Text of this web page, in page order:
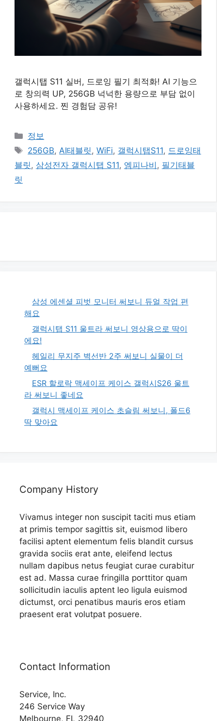
갤럭시탭 S11 실버, 드로잉 필기 최적화! AI 기능으
로 창의력 UP, 256GB 넉넉한 용량으로 부담 없이
사용하세요. 찐 경험담 공유!
카
테
리
정보
태
그
256GB, AI태블릿 ,WiFi, 갤럭시탭S11, 드로잉태
블릿 , 삼성전자 갤럭시탭 S11, 엠피나비 , 필기태블
릿
삼성 에센셜 피벗 모니터 써보니 듀얼 작업 편
해요
갤럭시탭 S11 울트라 써보니 영상용으로 딱이
에요!
헤일리 무지주 벽선반 2주 써보니 실물이 더
예뻐요
ESR 할로락 맥세이프 케이스 갤럭시S26 울트
라 써보니 좋네요
갤럭시 맥세이프 케이스 초슬림 써보니, 폴드6
딱 맞아요
Company History
Vivamus integer non suscipit taciti mus etiam
at primis tempor sagittis sit, euismod libero
facilisi aptent elementum felis blandit cursus
gravida sociis erat ante, eleifend lectus
nullam dapibus netus feugiat curae curabitur
est ad. Massa curae fringilla porttitor quam
sollicitudin iaculis aptent leo ligula euismod
dictumst, orci penatibus mauris eros etiam
praesent erat volutpat posuere.
Contact Information
Service, Inc.
246 Service Way
Melbourne, FL 32940